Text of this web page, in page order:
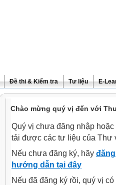
Đề thi & Kiểm tra Tư liệu E-
Chào mừng quý vị đến với
Quý vị chưa đăng nhập
tải được các tư liệu của Thư
Nếu chưa đăng ký, hãy
hướng dẫn tại đây
Nếu đã đăng ký rồi, quý vị